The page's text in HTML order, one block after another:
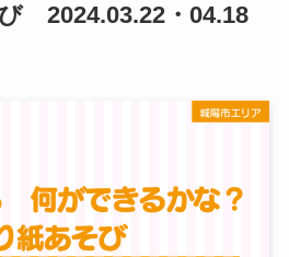
2024.03.22・04.18